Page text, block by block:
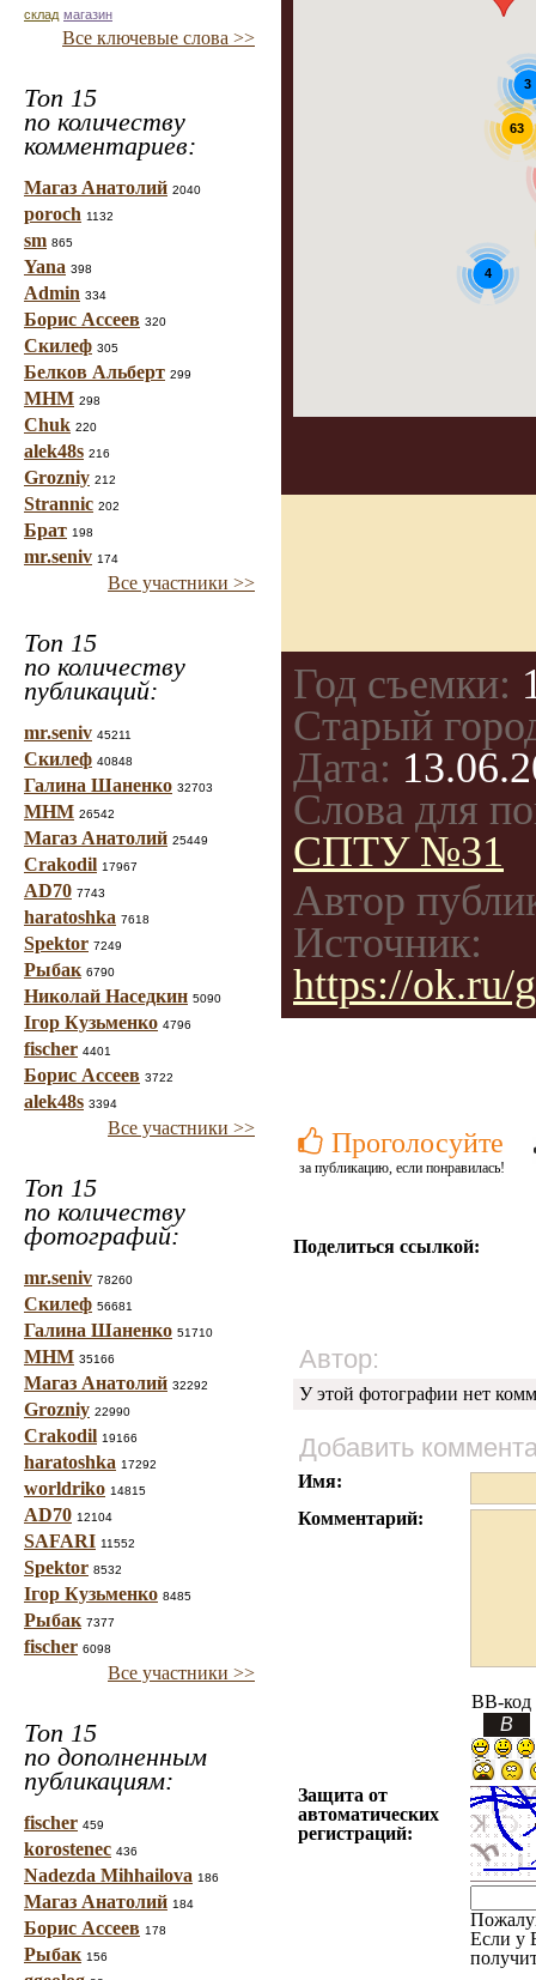
склад магазин
Все ключевые слова >>
Топ 15
по количеству
комментариев:
Магаз Анатолий 2040
poroch 1132
sm 865
Yana 398
Admin 334
Борис Ассеев 320
Скилеф 305
Белков Альберт 299
МНМ 298
Chuk 220
alek48s 216
Grozniy 212
Strannic 202
Брат 198
mr.seniv 174
Все участники >>
Топ 15
по количеству
публикаций:
mr.seniv 45211
Скилеф 40848
Галина Шаненко 32703
МНМ 26542
Магаз Анатолий 25449
Crakodil 17967
AD70 7743
haratoshka 7618
Spektor 7249
Рыбак 6790
Николай Наседкин 5090
Ігор Кузьменко 4796
fischer 4401
Борис Ассеев 3722
alek48s 3394
Все участники >>
Топ 15
по количеству
фотографий:
mr.seniv 78260
Скилеф 56681
Галина Шаненко 51710
МНМ 35166
Магаз Анатолий 32292
Grozniy 22990
Crakodil 19166
haratoshka 17292
worldriko 14815
AD70 12104
SAFARI 11552
Spektor 8532
Ігор Кузьменко 8485
Рыбак 7377
fischer 6098
Все участники >>
Топ 15
по дополненным
публикациям:
fischer 459
korostenec 436
Nadezda Mihhailova 186
Магаз Анатолий 184
Борис Ассеев 178
Рыбак 156
63
4
3
Год съемки:
Старый
Дата:
Слова для
СПТУ №31
Автор
Источник:
https://ok.ru/
Проголосуйте
за публикацию, если понравилась!
Поделиться ссылкой:
Автор:
У этой фотографии нет
Добавить
Имя:
Комментарий:
BB-код
Защита от
автоматических
регистраций:
Если у